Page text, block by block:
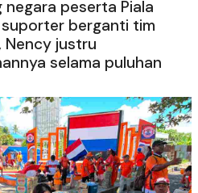
peserta Piala
berganti tim
justru
selama puluhan